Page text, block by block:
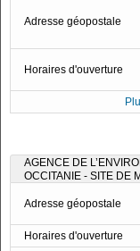
Adresse géopostale
Horaires d'ouverture
AGENCE DE
OCCITANIE - SITE DE
Adresse géopostale
Horaires d'ouverture